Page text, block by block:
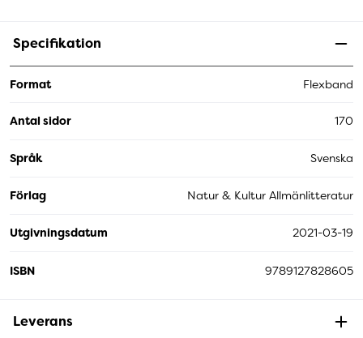
Specifikation
Format Flexband
Antal sidor 170
Språk Svenska
Förlag Natur & Kultur Allmänlitteratur
Utgivningsdatum 2021-03-19
ISBN 9789127828605
Leverans